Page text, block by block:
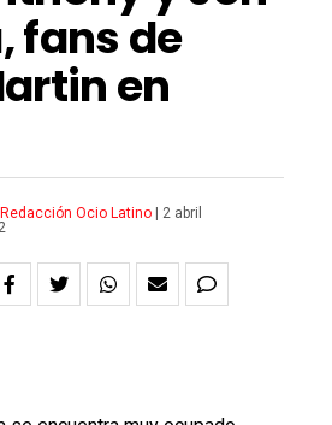
fans de
en
Redacción Ocio Latino
2 abril